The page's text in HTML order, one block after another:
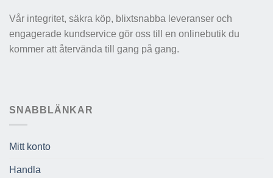
Vår integritet, säkra köp, blixtsnabba leveranser och
engagerade kundservice gör oss till en onlinebutik du
kommer att återvända till gang på gang.
SNABBLÄNKAR
Mitt konto
Handla